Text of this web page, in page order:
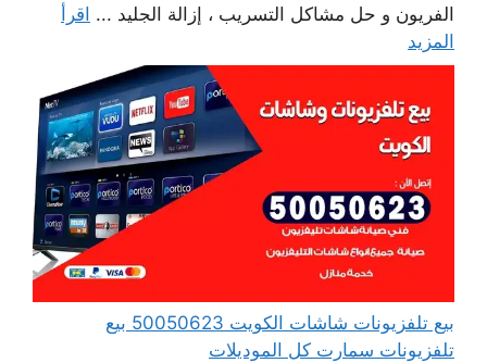
الفريون و حل مشاكل التسريب ، إزالة الجليد ... اقرأ
المزيد
بيع تلفزيونات شاشات الكويت 50050623 بيع
تلفزيونات سمارت كل الموديلات